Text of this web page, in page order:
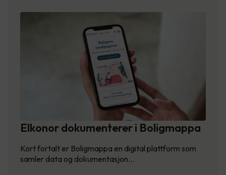
Elkonor dokumenterer i Boligmappa
Kort fortalt er Boligmappa en digital plattform som
samler data og dokumentasjon…